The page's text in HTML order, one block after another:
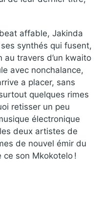
affable, Jakinda
synthés qui fusent,
travers d’un kwaito
avec nonchalance,
a placer, sans
quelques rimes
retisser un peu
électronique
deux artistes de
de nouvel émir du
son Mkokotelo !